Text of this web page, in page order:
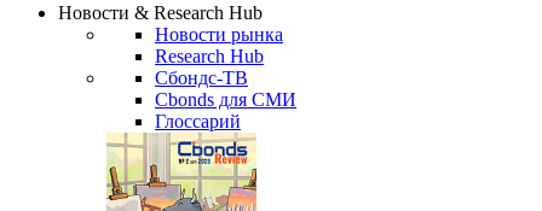
Новости & Research Hub
Новости рынка
Research Hub
Сбондс-ТВ
Cbonds для СМИ
Глоссарий